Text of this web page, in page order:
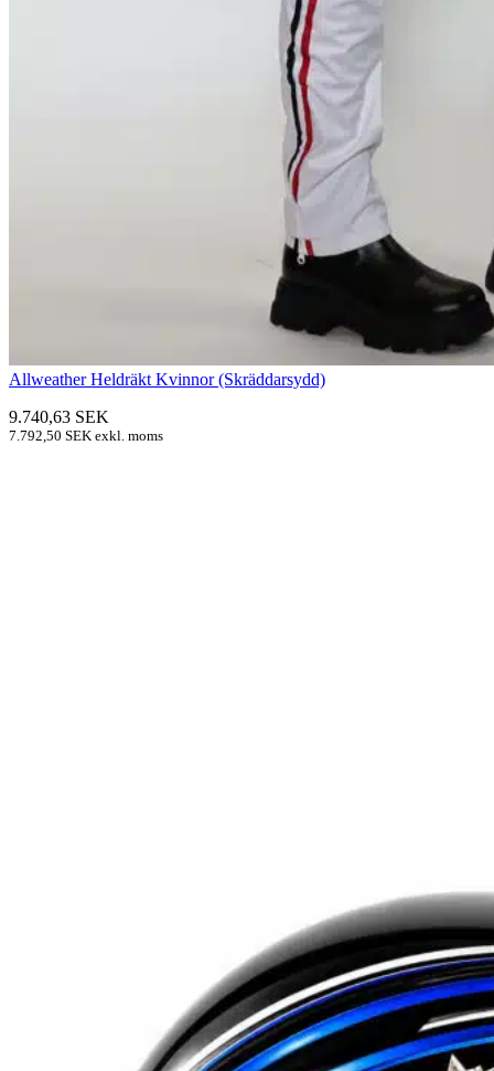
Allweather Heldräkt Kvinnor (Skräddarsydd)
9.740,63 SEK
7.792,50 SEK exkl. moms